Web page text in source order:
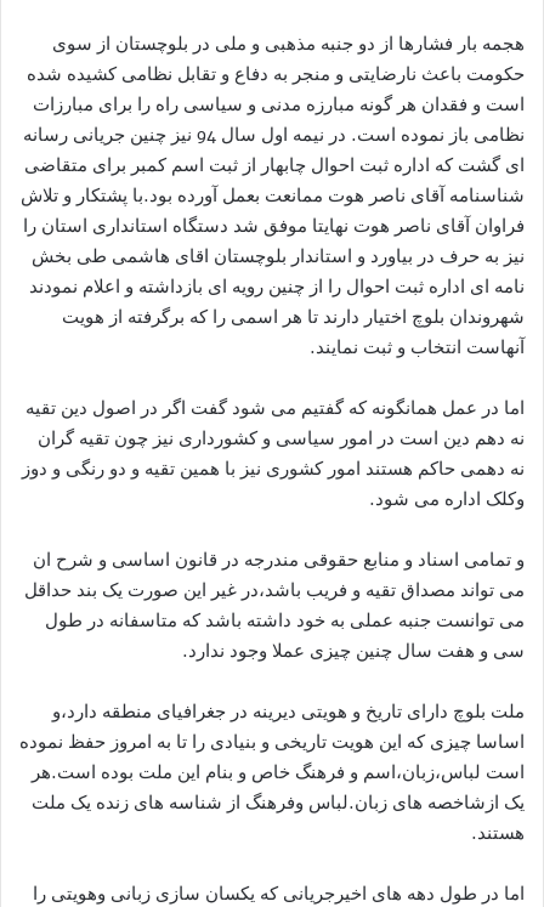
هجمه بار فشارها از دو جنبه مذهبی و ملی در بلوچستان از سوی
حکومت باعث نارضایتی و منجر به دفاع و تقابل نظامی کشیده شده
است و فقدان هر گونه مبارزه مدنی و سیاسی راه را برای مبارزات
نظامی باز نموده است. در نیمه اول سال 94 نیز چنین جریانی رسانه
ای گشت که اداره ثبت احوال چابهار از ثبت اسم کمبر برای متقاضی
شناسنامه آقای ناصر هوت ممانعت بعمل آورده بود.با پشتکار و تلاش
فراوان آقای ناصر هوت نهایتا موفق شد دستگاه استانداری استان را
نیز به حرف در بیاورد و استاندار بلوچستان اقای هاشمی طی بخش
نامه ای اداره ثبت احوال را از چنین رویه ای بازداشته و اعلام نمودند
شهروندان بلوچ اختیار دارند تا هر اسمی را که برگرفته از هویت
آنهاست انتخاب و ثبت نمایند.
اما در عمل همانگونه که گفتیم می شود گفت اگر در اصول دین تقیه
نه دهم دین است در امور سیاسی و کشورداری نیز چون تقیه گران
نه دهمی حاکم هستند امور کشوری نیز با همین تقیه و دو رنگی و دوز
وکلک اداره می شود.
و تمامی اسناد و منابع حقوقی مندرجه در قانون اساسی و شرح ان
می تواند مصداق تقیه و فریب باشد،در غیر این صورت یک بند حداقل
می توانست جنبه عملی به خود داشته باشد که متاسفانه در طول
سی و هفت سال چنین چیزی عملا وجود ندارد.
ملت بلوچ دارای تاریخ و هویتی دیرینه در جغرافیای منطقه دارد،و
اساسا چیزی که این هویت تاریخی و بنیادی را تا به امروز حفظ نموده
است لباس،زبان،اسم و فرهنگ خاص و بنام این ملت بوده است.هر
یک ازشاخصه های زبان.لباس وفرهنگ از شناسه های زنده یک ملت
هستند.
اما در طول دهه های اخیرجریانی که یکسان سازی زبانی وهویتی را